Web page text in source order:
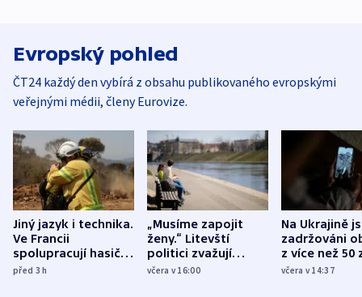
Evropský pohled
ČT24 každý den vybírá z obsahu publikovaného evropskými
veřejnými médii, členy Eurovize.
Jiný jazyk i technika.
Ve Francii
spolupracují hasiči z
různých zemí
před 3h
„Musíme zapojit
ženy.“ Litevští
politici zvažují
dohodu o
včera v 16:00
Na Ukrajině
zadržováni
z více než 50
Bojovali na
včera v 14:37